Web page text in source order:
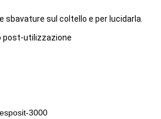
sul coltello e per lucidarla.
post-utilizzazione
3000